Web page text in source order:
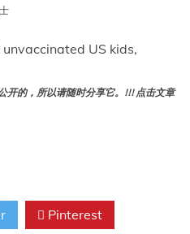
US kids,
开的，所以请随时分享它。!!! 点击文章
Pinterest